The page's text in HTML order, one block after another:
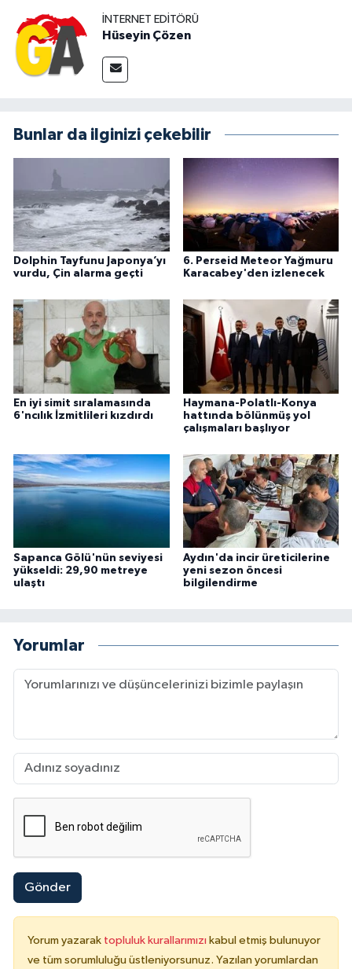
İNTERNET EDITÖRÜ
Hüseyin Çözen
Bunlar da ilginizi çekebilir
Dolphin Tayfunu Japonya’yı
vurdu, Çin alarma geçti
6. Perseid Meteor Yağmuru
Karacabey'den izlenecek
En iyi simit sıralamasında
6'ncılık İzmitlileri kızdırdı
Haymana-Polatlı-Konya
hattında bölünmüş yol
çalışmaları başlıyor
Sapanca Gölü'nün seviyesi
yükseldi: 29,90 metreye
ulaştı
Aydın'da incir üreticilerine
yeni sezon öncesi
bilgilendirme
Yorumlar
Gönder
Yorum yazarak topluluk kurallarımızı kabul etmiş bulunuyor
ve tüm sorumluluğu üstleniyorsunuz. Yazılan yorumlardan